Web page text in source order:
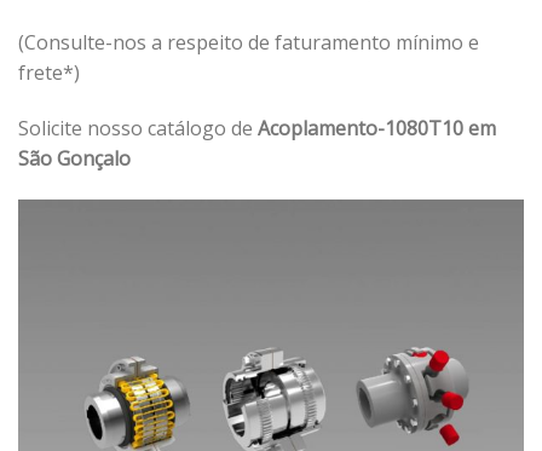
(Consulte-nos a respeito de faturamento mínimo e
frete*)
Solicite nosso catálogo de Acoplamento-1080T10 em
São Gonçalo